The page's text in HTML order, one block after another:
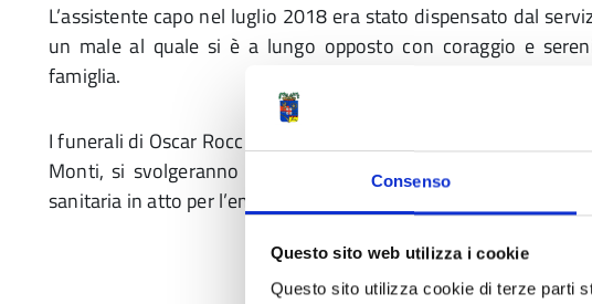
Consenso
Questo sito web utilizza i cookie
Questo sito utilizza cookie di terze parti
L’assistente capo nel luglio 2018 era stato dispensato dal
un male al quale si è a lungo opposto con coraggio e
famiglia.
I funerali di Oscar Rocchi, la cui salma è esposta nella camera
Monti, si svolgeranno domani mattina in forma ristretta, a
sanitaria in atto per l’emergenza Covid-19.